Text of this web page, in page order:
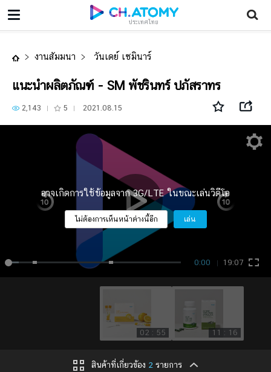
ประเทศไทย
แนะนำผลิตภัณฑ์ - SM พัชรินทร์ ปภัสราทร
งานสัมมนา วันเดย์ เซมินาร์
แนะนำผลิตภัณฑ์ - SM พัชรินทร์ ปภัสราทร
2,143 5 2021.08.15
0:00 19:07
อาจเกิดการใช้ข้อมูลจาก 3G/LTE ในขณะเล่นวิดีโอ
ไม่ต้องการเห็นหน้าต่างนี้อีก เล่น
02 : 55 11 : 16
สินค้าที่เกี่ยวข้อง 2 รายการ